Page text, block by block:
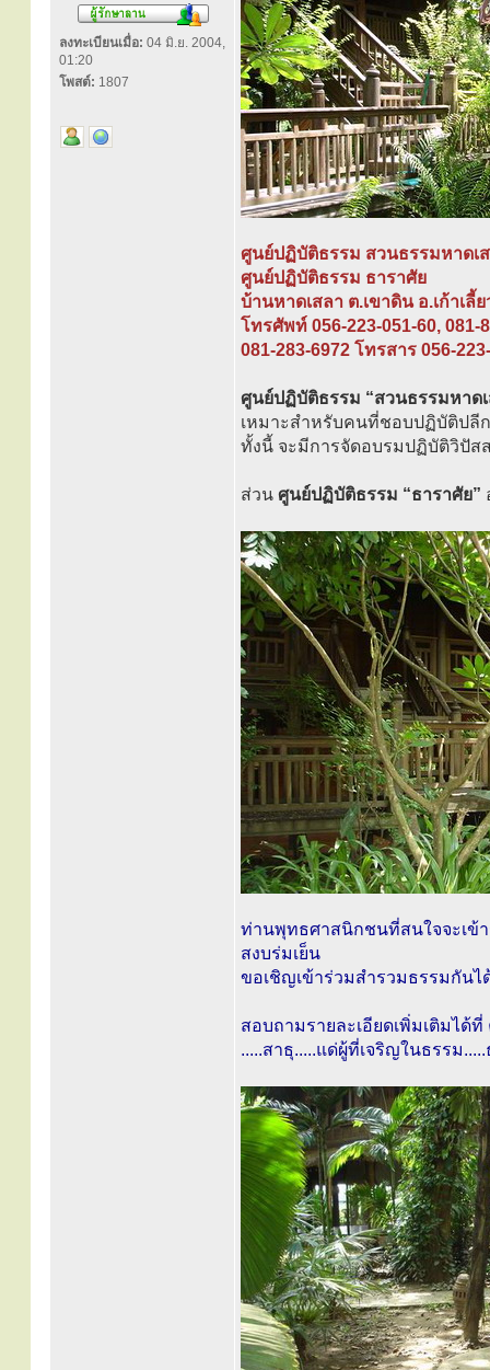
ลงทะเบียนเมื่อ: 04 มิ.ย. 2004,
01:20
โพสต์: 1807
ศูนย์ปฏิบัติธรรม สวนธรรมหาดเ
ศูนย์ปฏิบัติธรรม ธาราศัย
บ้านหาดเสลา ต.เขาดิน อ.เก้าเลี้
โทรศัพท์ 056-223-051-60, 081-
081-283-6972 โทรสาร 056-
ศูนย์ปฏิบัติธรรม “สวนธรรมหาด
เหมาะสำหรับคนที่ชอบปฏิบัติปลี
ทั้งนี้ จะมีการจัดอบรมปฏิบัติวิปัส
ส่วน ศูนย์ปฏิบัติธรรม “ธาราศัย”
ท่านพุทธศาสนิกชนที่สนใจจะเข้
สงบร่มเย็น
ขอเชิญเข้าร่วมสำรวมธรรมกัน
สอบถามรายละเอียดเพิ่มเติมได้ที่
.....สาธุ.....แด่ผู้ที่เจริญในธรรม